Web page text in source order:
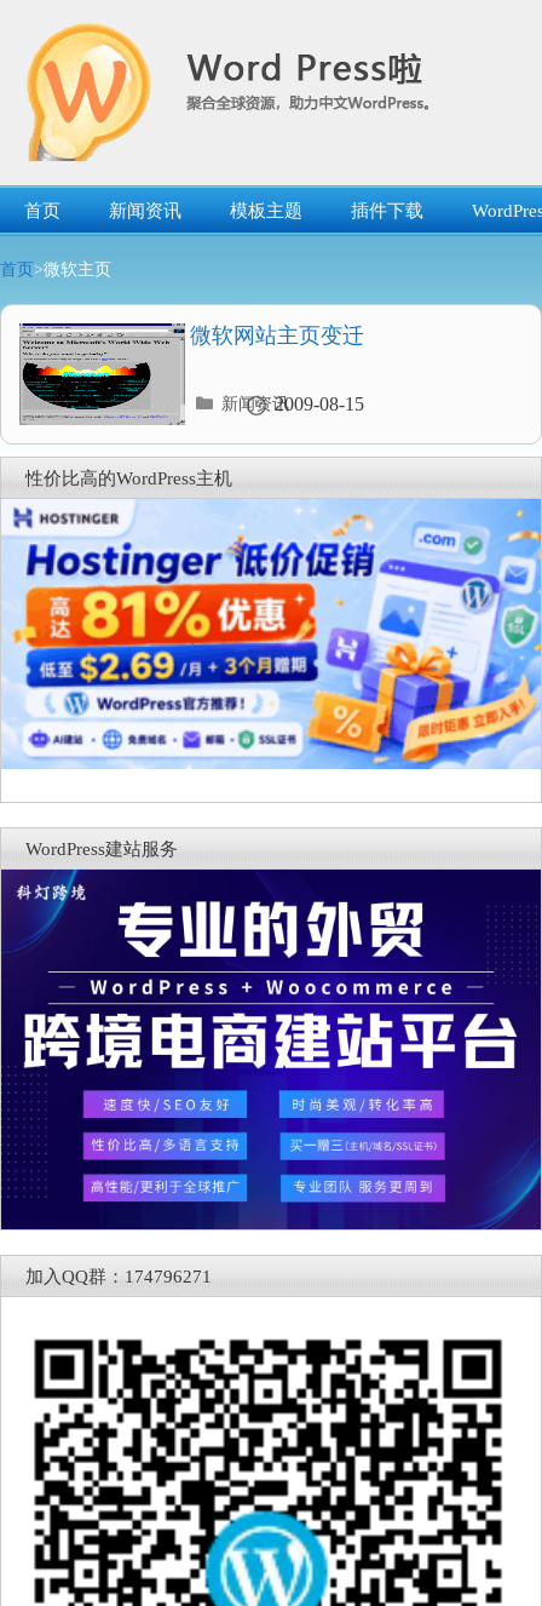
首页 新闻资讯 模板主题 插件下载
首页 >微软主页
微软网站主页变迁
2009-08-15
分
录
新闻资讯
性价比高的WordPress主机
WordPress建站服务
加入QQ群：174796271